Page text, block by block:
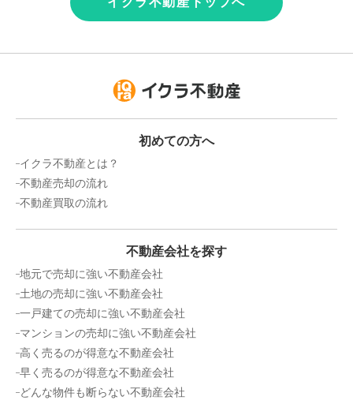
初めての方へ
イクラ不動産とは？
不動産売却の流れ
不動産買取の流れ
不動産会社を探す
地元で売却に強い不動産会社
土地の売却に強い不動産会社
一戸建ての売却に強い不動産会社
マンションの売却に強い不動産会社
高く売るのが得意な不動産会社
早く売るのが得意な不動産会社
どんな物件も断らない不動産会社